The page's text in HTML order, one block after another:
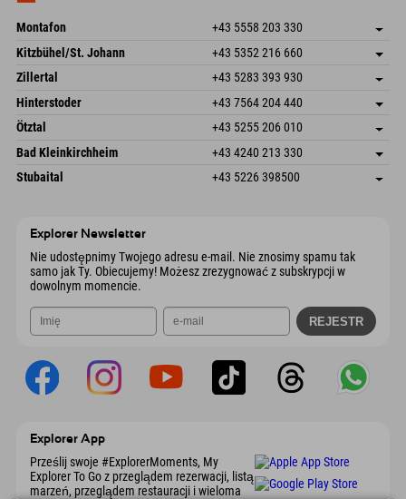
Montafon +43 5558 203 330
Dorfstr. 127b
6793 Gaschurn/Montafon
Austria
Zapisz adres
Informacje o przyjeździe
Książka
Kitzbühel/St. Johann +43 5352 216 660
Speckbacherstraße 87
Austria
Zapisz adres
Książka
Zillertal +43 5283 393 930
Schmiedau 2
6272 Kaltenbach im Zillertal
Austria
Zapisz adres
Informacje o przyjeździe
Książka
Hinterstoder +43 7564 204 440
Freizeitpark 10
Austria
Zapisz adres
Książka
Ötztal +43 5255 206 010
Gscheat 14
6441 Umhausen
Austria
Zapisz adres
Informacje o przyjeździe
Książka
Bad Kleinkirchheim +43 4240 213 330
Dorfstraße 24
Zapisz adres
Stubaital +43 5226 398500
Explorer Newsletter
Nie udostępnimy Twojego adresu e-mail. Nie znosimy spamu tak
samo jak Ty. Obiecujemy! Możesz zrezygnować z subskrypcji w
dowolnym momencie.
Explorer App
Prześlij swoje #ExplorerMoments, My
Explorer To Go z przeglądem rezerwacji, listą
marzeń, przeglądem restauracji i wieloma